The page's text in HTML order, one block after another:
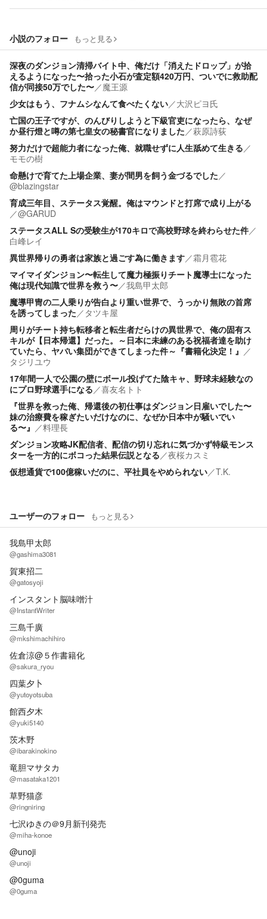
小説のフォロー もっと見る
深夜のダンジョン清掃バイト中、俺だけ「消えたドロップ」が拾
えるようになった〜拾った小石が査定額420万円、ついでに救助配
信が同接50万でした〜／魔王源
少女はもう、フナムシなんて食べたくない／大沢ピヨ氏
亡国の王子ですが、のんびりしようと下級官吏になったら、なぜ
か昼行燈と噂の第七皇女の秘書官になりました／萩原詩荻
努力だけで超能力者になった俺、就職せずに人生舐めて生きる／
モモの樹
命懸けで育てた上場企業、妻が間男を飼う金づるでした／
@blazingstar
育成三年目、ステータス覚醒。俺はマウンドと打席で成り上がる
／@GARUD
ステータスALL Sの受験生が170キロで高校野球を終わらせた件／
白峰レイ
異世界帰りの勇者は家族と過ごす為に働きます／霜月雹花
マイマイダンジョン〜転生して魔力極振りチート魔導士になった
俺は現代知識で世界を救う〜／我島甲太郎
魔導甲冑の二人乗りが告白より重い世界で、うっかり無敗の首席
を誘ってしまった／ タツキ屋
周りがチート持ち転移者と転生者だらけの異世界で、俺の固有ス
キルが【日本帰還】だった。～日本に未練のある祝福者達を助け
ていたら、ヤバい集団ができてしまった件～『書籍化決定！』 ／
タジリユウ
17年間一人で公園の壁にボール投げてた陰キャ、野球未経験なの
にプロ野球選手になる／喜友名トト
『世界を救った俺、帰還後の初仕事はダンジョン日雇いでした〜
妹の治療費を稼ぎたいだけなのに、なぜか日本中が騒いでい
る〜』 ／料理長
ダンジョン攻略JK配信者、配信の切り忘れに気づかず特級モンス
ターを一方的にボコった結果伝説となる／夜桜カスミ
仮想通貨で100億稼いだのに、平社員をやめられない／T.K.
ユーザーのフォロー もっと見る
我島甲太郎
@gashima3081
賀東招二
@gatosyoji
インスタント脳味噌汁
@InstantWriter
三島千廣
@mkshimachihiro
佐倉涼@５作書籍化
@sakura_ryou
四葉夕卜
@yutoyotsuba
館西夕木
@yuki5140
茨木野
@ibarakinokino
竜胆マサタカ
@masataka1201
草野猫彦
@ringniring
七沢ゆきの＠9月新刊発売
@miha-konoe
@unoji
@unoji
@0guma
@0guma